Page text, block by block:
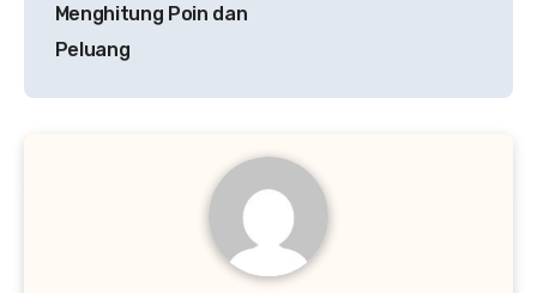
Menghitung Poin dan
Peluang